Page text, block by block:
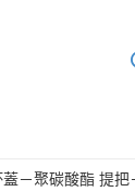
蓋－聚碳酸酯 提